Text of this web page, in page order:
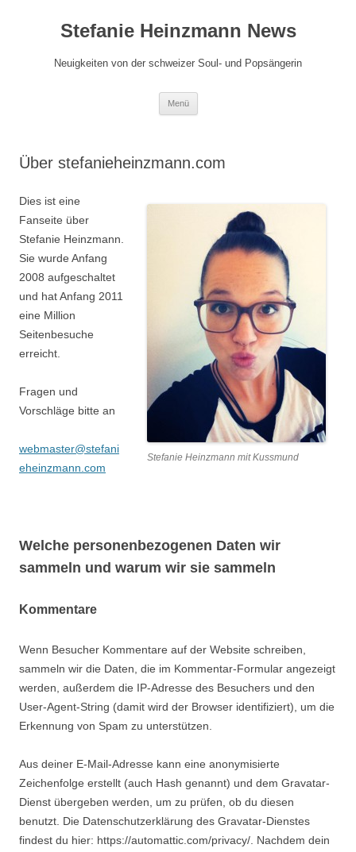
springenStefanie Heinzmann News
Neuigkeiten von der schweizer Soul- und Popsängerin
Menü
Über stefanieheinzmann.com
Stefanie Heinzmann mit Kussmund
Dies ist eine
Fanseite über
Stefanie Heinzmann.
Sie wurde Anfang
2008 aufgeschaltet
und hat Anfang 2011
eine Million
Seitenbesuche
erreicht.
Fragen und
Vorschläge bitte an
webmaster@stefani
eheinzmann.com
Welche personenbezogenen Daten wir
sammeln und warum wir sie sammeln
Kommentare
Wenn Besucher Kommentare auf der Website schreiben,
sammeln wir die Daten, die im Kommentar-Formular angezeigt
werden, außerdem die IP-Adresse des Besuchers und den
User-Agent-String (damit wird der Browser identifiziert), um die
Erkennung von Spam zu unterstützen.
Aus deiner E-Mail-Adresse kann eine anonymisierte
Zeichenfolge erstellt (auch Hash genannt) und dem Gravatar-
Dienst übergeben werden, um zu prüfen, ob du diesen
benutzt. Die Datenschutzerklärung des Gravatar-Dienstes
findest du hier: https://automattic.com/privacy/. Nachdem dein